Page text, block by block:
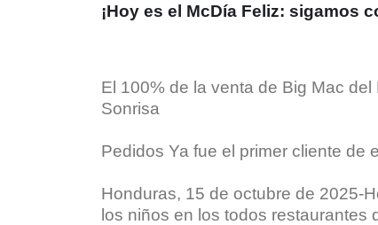
¡Hoy es el McDía Feliz: sigamos
El 100% de la venta de Big Mac
Sonrisa
Pedidos Ya fue el primer cliente de
Honduras, 15 de octubre de 2025-
los niños en los todos restaurantes